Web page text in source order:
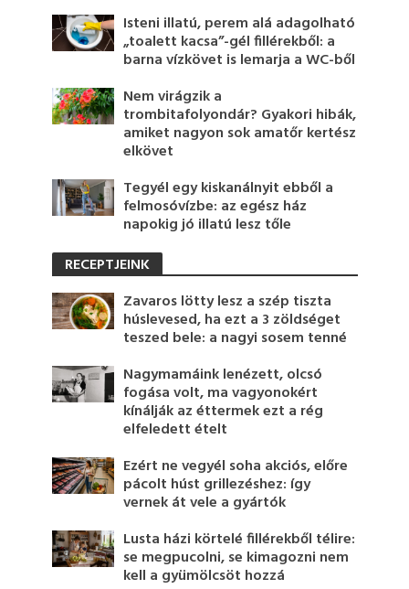
Isteni illatú, perem alá adagolható
„toalett kacsa”-gél fillérekből: a
barna vízkövet is lemarja a WC-ből
Nem virágzik a
trombitafolyondár? Gyakori hibák,
amiket nagyon sok amatőr kertész
elkövet
Tegyél egy kiskanálnyit ebből a
felmosóvízbe: az egész ház
napokig jó illatú lesz tőle
RECEPTJEINK
Zavaros lötty lesz a szép tiszta
húslevesed, ha ezt a 3 zöldséget
teszed bele: a nagyi sosem tenné
Nagymamáink lenézett, olcsó
fogása volt, ma vagyonokért
kínálják az éttermek ezt a rég
elfeledett ételt
Ezért ne vegyél soha akciós, előre
pácolt húst grillezéshez: így
vernek át vele a gyártók
Lusta házi körtelé fillérekből télire:
se megpucolni, se kimagozni nem
kell a gyümölcsöt hozzá